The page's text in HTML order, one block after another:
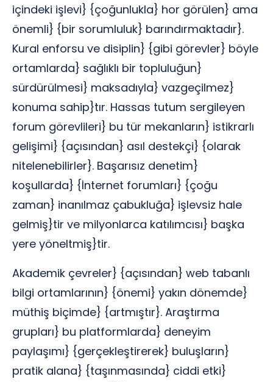
içindeki işlevi} {çoğunlukla} hor görülen} ama
önemli} {bir sorumluluk} barındırmaktadır}.
Kural enforsu ve disiplin} {gibi görevler} böyle
ortamlarda} sağlıklı bir topluluğun}
sürdürülmesi} maksadıyla} vazgeçilmez}
konuma sahip}tır. Hassas tutum sergileyen
forum görevlileri} bu tür mekanların} istikrarlı
gelişimi} {açısından} asıl destekçi} {olarak
nitelenebilirler}. Başarısız denetim}
koşullarda} {İnternet forumları} {çoğu
zaman} inanılmaz çabukluğa} işlevsiz hale
gelmiş}tir ve milyonlarca katılımcısı} başka
yere yöneltmiş}tir.
Akademik çevreler} {açısından} web tabanlı
bilgi ortamlarının} {önemi} yakın dönemde}
müthiş biçimde} {artmıştır}. Araştırma
grupları} bu platformlarda} deneyim
paylaşımı} {gerçekleştirerek} buluşların}
pratik alana} {taşınmasında} ciddi etki}